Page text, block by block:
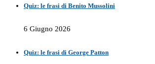
Quiz: le frasi di Benito Mussolini
6 Giugno 2026
Quiz: le frasi di George Patton